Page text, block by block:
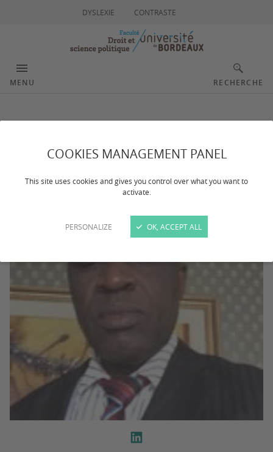
COOKIES MANAGEMENT PANEL
This site uses cookies and gives you control over what you want to
activate.
PERSONALIZE OK, ACCEPT ALL
DYSLEXIE CONTRASTE
MENU RECHERCHE
Pohe-Tokpa Denis